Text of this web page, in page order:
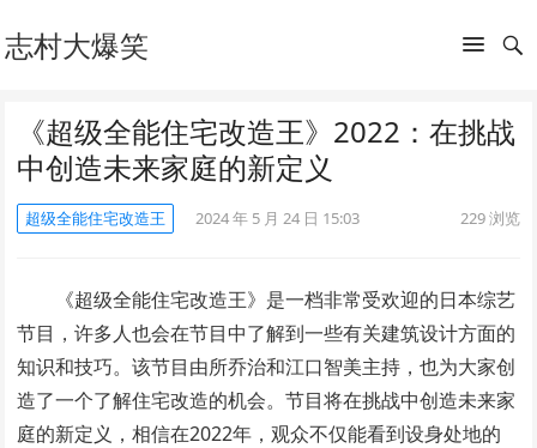
志村大爆笑
《超级全能住宅改造王》2022：在挑战
中创造未来家庭的新定义
超级全能住宅改造王 2024 年 5 月 24 日 15:03 229浏览
《超级全能住宅改造王》是一档非常受欢迎的日本综艺
节目，许多人也会在节目中了解到一些有关建筑设计方面的
知识和技巧。该节目由所乔治和江口智美主持，也为大家创
造了一个了解住宅改造的机会。节目将在挑战中创造未来家
庭的新定义，相信在2022年，观众不仅能看到设身处地的